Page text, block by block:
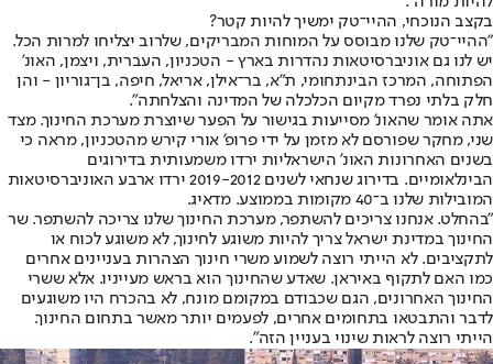
בקצב הנוכחי, ההיי־טק ימשיך להיות קטר?
"ההיי־טק שלנו מבוסס על המוחות המבריקים, שלרוב יצליחו למרות הכל.
יש לנו גם אוניברסיטאות נהדרות בארץ - הטכניון, העברית, ויצמן, האונ'
הפתוחה, המרכז הבינתחומי, ת"א, בר־אילן, אריאל, חיפה, בן־גוריון - והן
חלק בלתי נפרד מקיום הכלכלה של המדינה והצלחתה".
אתה אומר שהאונ' מסייעות בגישור על הפער שיוצרת מערכת החינוך. מצד
שני, מחקר שפורסם לא מזמן על ידי פרופ' אורי קירש מהטכניון, מראה כי
בשנים האחרונות האונ' הישראליות ירדו משמעותית בדירוגים
הבינלאומיים. בדירוג שנחאי לשנים 2019-2012 ירדו ארבע האוניברסיטאות
המובילות שלנו ב־40 מקומות בממוצע. מדאיג.
"בהחלט. אנחנו צריכים להשתפר, מערכת החינוך שלנו צריכה להשתפר. שר
החינוך במדינת ישראל צריך להיות משוגע לחינוך, לא משוגע לכוח או
לתקציבים. לא הייתי רוצה לשמוע משרי חינוך הצהרות בעניינים אחרים
כמו האם לתקוף באיראן. שאדע שהחינוך הוא בראש מעייניו. אלא ששרי
החינוך האחרונים, הגם שכבודם במקומם מונח, לא בהכרח היו משוגעים
לדבר והתבטאו בתחומים אחרים, לפעמים יותר מאשר בתחום החינוך.
הייתי רוצה לראות שינוי בעניין הזה".